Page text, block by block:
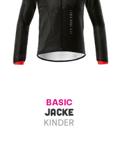
BASIC
JACKE
KINDER